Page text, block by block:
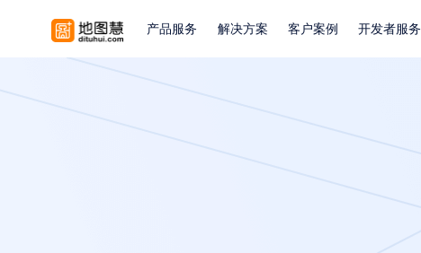
产品服务 解决方案 客户案例 开发者服务